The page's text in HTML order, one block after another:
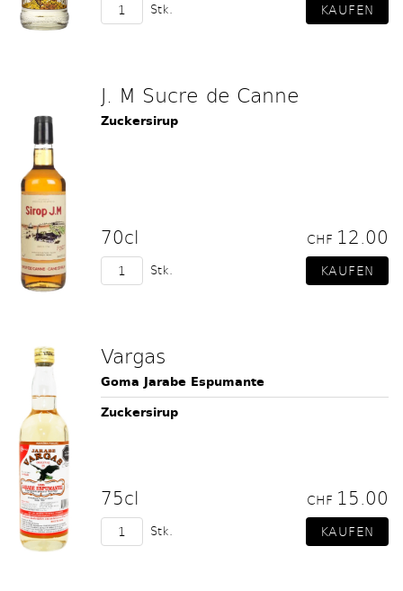
Stk.
J. M Sucre de Canne
Zuckersirup
70cl CHF 12.00
Stk.
Vargas
Goma Jarabe Espumante
Zuckersirup
75cl CHF 15.00
Stk.